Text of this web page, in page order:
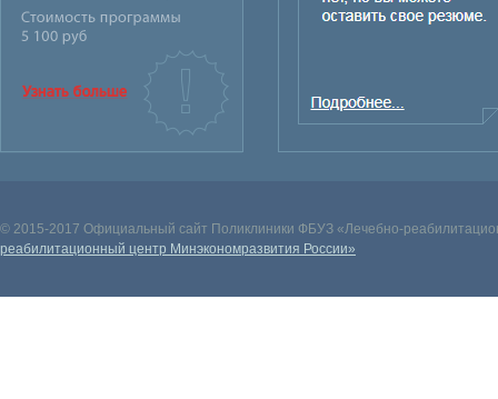
© 2015-2017 Официальный сайт Поликлиники ФБУЗ «Лечебно-
реабилитационный центр Минэкономразвития России»